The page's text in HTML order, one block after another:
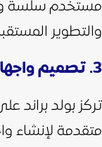
مستخدم سلسة
والتطوير
3. تصميم واجهات مستخدم متقدمة (UI/UX)
تركز بولد براند
متقدمة لإنشاء